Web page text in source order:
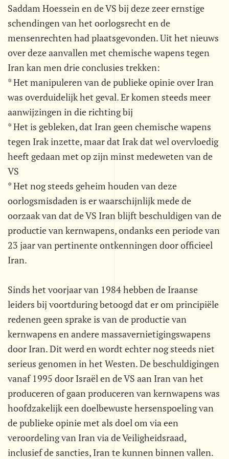
Saddam Hoessein en de VS bij deze zeer ernstige
schendingen van het oorlogsrecht en de
mensenrechten had plaatsgevonden. Uit het nieuws
over deze aanvallen met chemische wapens tegen
Iran kan men drie conclusies trekken:
* Het manipuleren van de publieke opinie over Iran
was overduidelijk het geval. Er komen steeds meer
aanwijzingen in die richting bij
* Het is gebleken, dat Iran geen chemische wapens
tegen Irak inzette, maar dat Irak dat wel overvloedig
heeft gedaan met op zijn minst medeweten van de
VS
* Het nog steeds geheim houden van deze
oorlogsmisdaden is er waarschijnlijk mede de
oorzaak van dat de VS Iran blijft beschuldigen van de
productie van kernwapens, ondanks een periode van
23 jaar van pertinente ontkenningen door officieel
Iran.
Sinds het voorjaar van 1984 hebben de Iraanse
leiders bij voortduring betoogd dat er om principiële
redenen geen sprake is van de productie van
kernwapens en andere massavernietigingswapens
door Iran. Dit werd en wordt echter nog steeds niet
serieus genomen in het Westen. De beschuldigingen
vanaf 1995 door Israël en de VS aan Iran van het
produceren of gaan produceren van kernwapens was
hoofdzakelijk een doelbewuste hersenspoeling van
de publieke opinie met als doel om via een
veroordeling van Iran via de Veiligheidsraad,
inclusief de sancties, Iran te kunnen binnen vallen.